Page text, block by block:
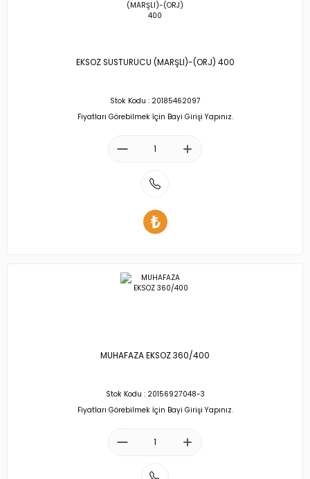
EKSOZ SUSTURUCU (MARŞLI)-(ORJ) 400
Stok Kodu : 20185462097
Fiyatları Görebilmek İçin Bayi Girişi Yapınız.
MUHAFAZA EKSOZ 360/400
Stok Kodu : 20156927048-3
Fiyatları Görebilmek İçin Bayi Girişi Yapınız.